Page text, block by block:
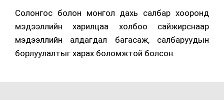
Солонгос болон монгол дахь салбар хооронд
мэдээллийн харилцаа холбоо сайжирснаар
мэдээллийн алдагдал багасаж, салбаруудын
борлуулалтыг харах боломжтой болсон.